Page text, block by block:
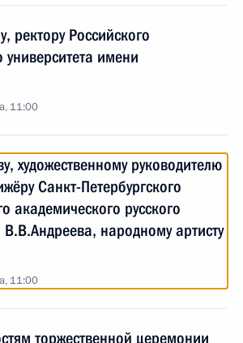
ректору Российского
имени
11:00
художественному руководителю
Санкт-Петербургского
академического русского
народному артисту
11:00
торжественной церемонии